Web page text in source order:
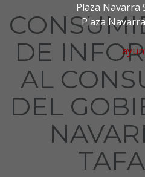
Plaza Navarra
Plaza
DE
AL
DEL